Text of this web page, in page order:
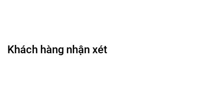
Khách hàng nhận xét